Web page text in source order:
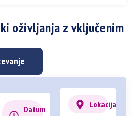
oživljanja z vključenim
Datum
Lokacija